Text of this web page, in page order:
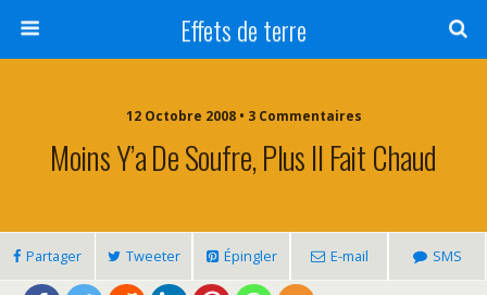
Effets de terre
12 Octobre 2008 • 3 Commentaires
Moins Y’a De Soufre, Plus Il Fait Chaud
Partager Tweeter Épingler E-mail SMS